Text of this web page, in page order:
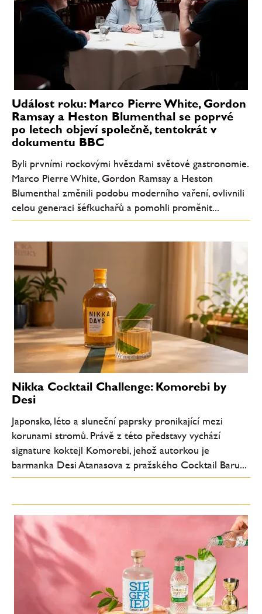
Událost roku: Marco Pierre White, Gordon
Ramsay a Heston Blumenthal se poprvé
po letech objeví společně, tentokrát v
dokumentu BBC
Byli prvními rockovými hvězdami světové gastronomie.
Marco Pierre White, Gordon Ramsay a Heston
Blumenthal změnili podobu moderního vaření, ovlivnili
celou generaci šéfkuchařů a pomohli proměnit...
Nikka Cocktail Challenge: Komorebi by
Desi
Japonsko, léto a sluneční paprsky pronikající mezi
korunami stromů. Právě z této představy vychází
signature koktejl Komorebi, jehož autorkou je
barmanka Desi Atanasova z pražského Cocktail Baru...